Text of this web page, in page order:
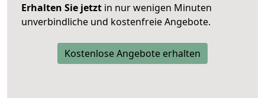
Erhalten Sie jetzt in nur wenigen Minuten
unverbindliche und kostenfreie Angebote.
Kostenlose Angebote erhalten